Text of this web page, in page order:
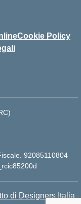
Cookie Policy
92085110804
di Designers Italia